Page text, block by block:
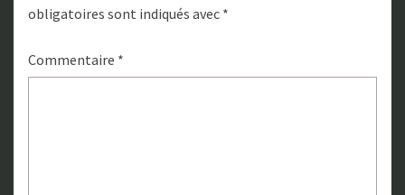
obligatoires sont indiqués avec *
Commentaire *